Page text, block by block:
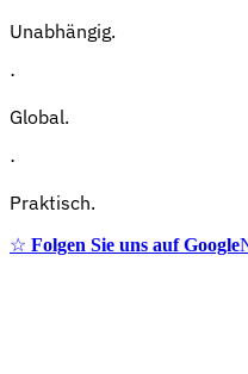
Unabhängig.
·
Global.
·
Praktisch.
☆ Folgen Sie uns auf Google